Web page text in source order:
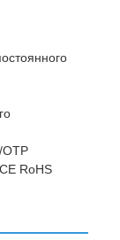
OTP
RoHS